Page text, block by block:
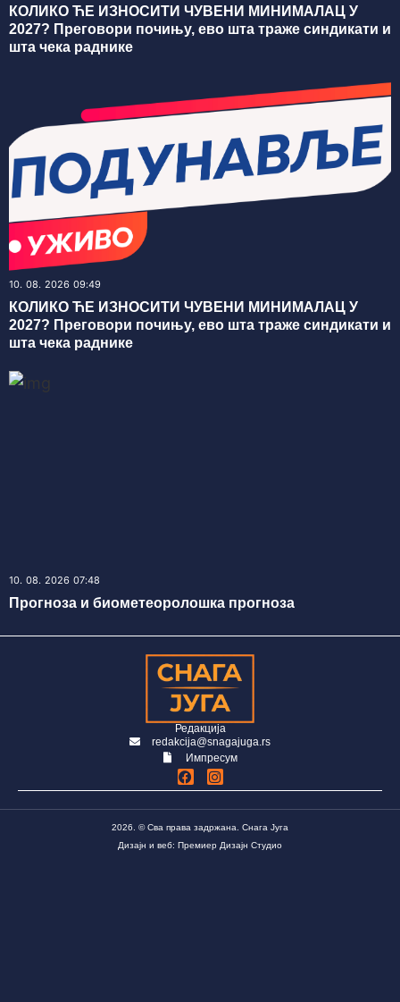
КОЛИКО ЋЕ ИЗНОСИТИ ЧУВЕНИ МИНИМАЛАЦ У
2027? Преговори почињу, ево шта траже синдикати и
шта чека раднике
10. 08. 2026 09:49
КОЛИКО ЋЕ ИЗНОСИТИ ЧУВЕНИ МИНИМАЛАЦ У
2027? Преговори почињу, ево шта траже синдикати и
шта чека раднике
10. 08. 2026 07:48
Прогноза и биометеоролошка прогноза
Редакција
redakcija@snagajuga.rs
Импресум
2026. © Сва права задржана. Снага Југа
Дизајн и веб: Премиер Дизајн Студио